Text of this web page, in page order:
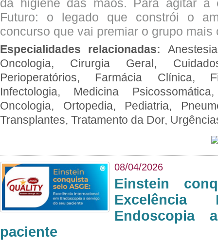
da higiene das mãos. Para agitar a
Futuro: o legado que constrói o
concurso que vai premiar o grupo mais
Especialidades relacionadas:
Oncologia, Cirurgia Geral,
Perioperatórios, Farmácia Clínica,
Infectologia, Medicina
Oncologia, Ortopedia, Pediatria,
Transplantes, Tratamento da Dor,
08/04/2026
Einstein
Excelência
Endoscopia
paciente